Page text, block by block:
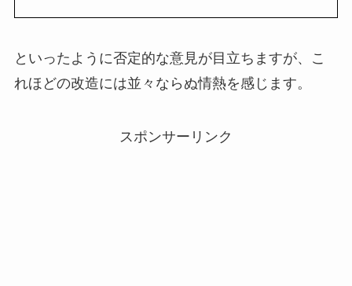
といったように否定的な意見が目立ちますが、こ
れほどの改造には並々ならぬ情熱を感じます。
スポンサーリンク